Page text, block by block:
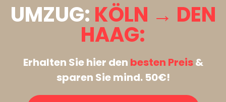
UMZUG: KÖLN → DEN
HAAG:
Erhalten Sie hier den besten Preis&
sparen Sie mind. 50€!